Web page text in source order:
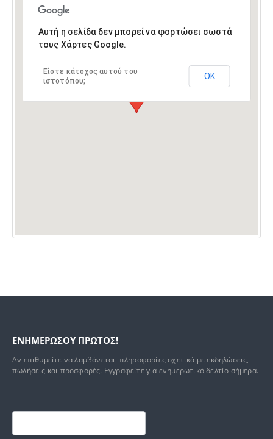
Αυτή η σελίδα δεν μπορεί να φορτώσει σωστά
τους Χάρτες Google.
Είστε κάτοχος αυτού του
ιστοτόπου;
ΟΚ
ΕΝΗΜΕΡΩΣΟΥ ΠΡΩΤΟΣ!
Αν επιθυμείτε να λαμβάνεται πληροφορίες σχετικά με εκδηλώσεις,
πωλήσεις και προσφορές. Εγγραφείτε για ενημερωτικό δελτίο σήμερα.
mailchimp